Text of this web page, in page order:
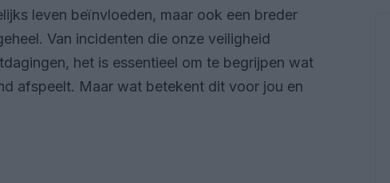
leven beïnvloeden, maar ook een breder
Van incidenten die onze veiligheid
het is essentieel om te begrijpen wat
afspeelt. Maar wat betekent dit voor jou en